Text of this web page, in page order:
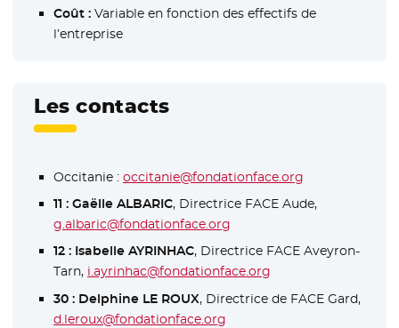
Coût :Variable en fonction des effectifs de
l’entreprise
Les contacts
Occitanie : occitanie@fondationface.org
11 : Gaëlle ALBARIC, Directrice FACE Aude,
g.albaric@fondationface.org
12 : Isabelle AYRINHAC, Directrice FACE Aveyron-
Tarn, i.ayrinhac@fondationface.org
30 : Delphine LE ROUX, Directrice de FACE Gard,
d.leroux@fondationface.org